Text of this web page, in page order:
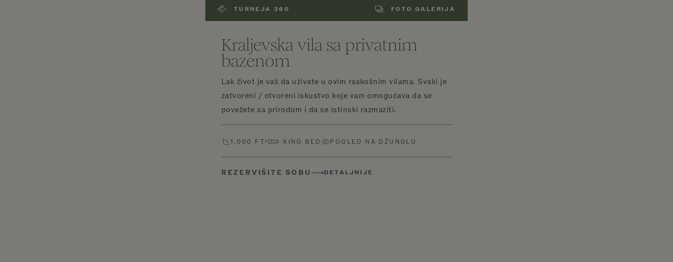
TURNEJA 360 FOTO GALERIJA
Kraljevska vila sa privatnim
bazenom
Lak život je vaš da uživate u ovim raskošnim vilama. Svaki je
zatvoreni / otvoreni iskustvo koje vam omogućava da se
povežete sa prirodom i da se istinski razmaziti.
1.000 FT² 1 KING BED POGLED NA DŽUNGLU
REZERVIŠITE SOBU DETALJNIJE